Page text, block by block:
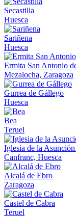
Secastilla
Huesca
Sariñena
Huesca
Ermita San Antonio
Mezalocha, Zaragoza
Gurrea de Gállego
Huesca
Bea
Teruel
Iglesia de la
Canfranc, Huesca
Alcalá de Ebro
Zaragoza
Castel de Cabra
Teruel